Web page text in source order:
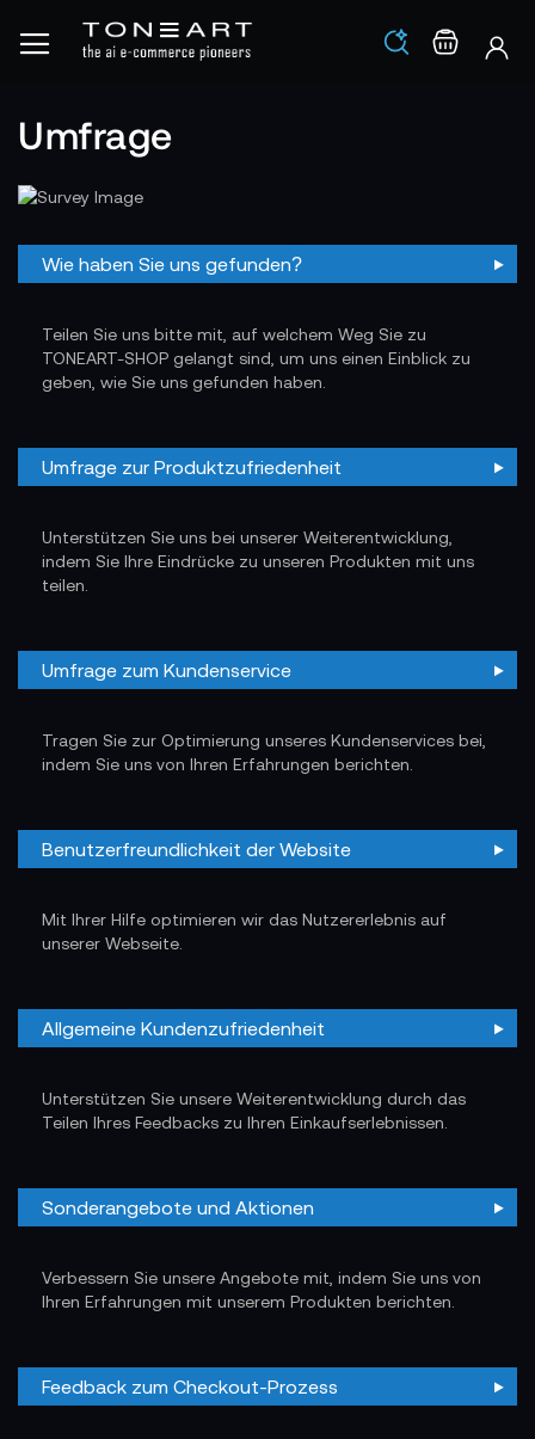
Los
Umfrage
Wie haben Sie uns gefunden?
Teilen Sie uns bitte mit, auf welchem Weg Sie zu
TONEART-SHOP gelangt sind, um uns einen Einblick zu
geben, wie Sie uns gefunden haben.
Umfrage zur Produktzufriedenheit
Unterstützen Sie uns bei unserer Weiterentwicklung,
indem Sie Ihre Eindrücke zu unseren Produkten mit uns
teilen.
Umfrage zum Kundenservice
Tragen Sie zur Optimierung unseres Kundenservices bei,
indem Sie uns von Ihren Erfahrungen berichten.
Benutzerfreundlichkeit der Website
Mit Ihrer Hilfe optimieren wir das Nutzererlebnis auf
unserer Webseite.
Allgemeine Kundenzufriedenheit
Unterstützen Sie unsere Weiterentwicklung durch das
Teilen Ihres Feedbacks zu Ihren Einkaufserlebnissen.
Sonderangebote und Aktionen
Verbessern Sie unsere Angebote mit, indem Sie uns von
Ihren Erfahrungen mit unserem Produkten berichten.
Feedback zum Checkout-Prozess